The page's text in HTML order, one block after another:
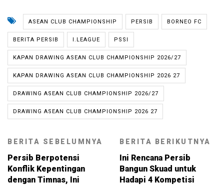
ASEAN CLUB CHAMPIONSHIP PERSIB BORNEO FC
BERITA PERSIB I.LEAGUE PSSI
KAPAN DRAWING ASEAN CLUB CHAMPIONSHIP 2026/27
KAPAN DRAWING ASEAN CLUB CHAMPIONSHIP 2026 27
DRAWING ASEAN CLUB CHAMPIONSHIP 2026/27
DRAWING ASEAN CLUB CHAMPIONSHIP 2026 27
BERITA SEBELUMNYA
Persib Berpotensi
Konflik Kepentingan
dengan Timnas, Ini
BERITA BERIKUTNYA
Ini Rencana Persib
Bangun Skuad untuk
Hadapi 4 Kompetisi